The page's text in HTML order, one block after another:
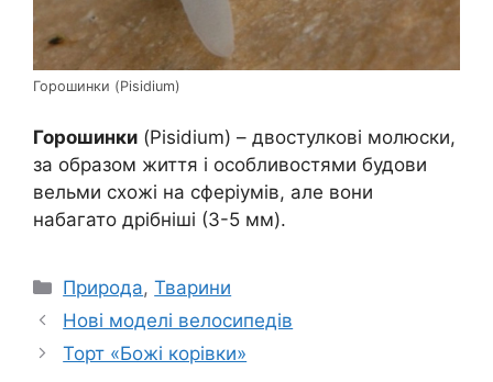
Горошинки (Pisidium)
Горошинки (Pisidium) – двостулкові молюски,
за образом життя і особливостями будови
вельми схожі на сферіумів, але вони
набагато дрібніші (3-5 мм).
Категорії
Природа,Тварини
Нові моделі велосипедів
Торт «Божі корівки»